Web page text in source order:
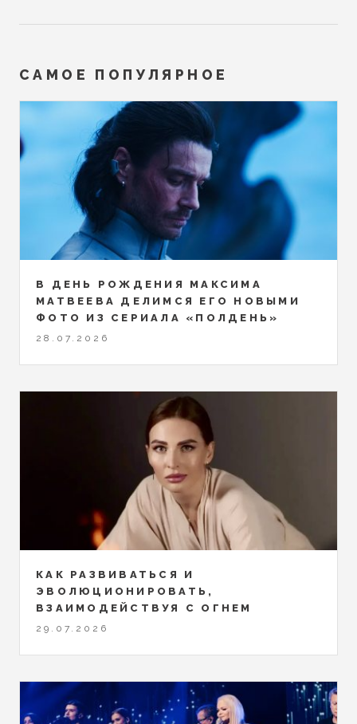
САМОЕ ПОПУЛЯРНОЕ
В ДЕНЬ РОЖДЕНИЯ МАКСИМА
МАТВЕЕВА ДЕЛИМСЯ ЕГО НОВЫМИ
ФОТО ИЗ СЕРИАЛА «ПОЛДЕНЬ»
28.07.2026
КАК РАЗВИВАТЬСЯ И
ЭВОЛЮЦИОНИРОВАТЬ,
ВЗАИМОДЕЙСТВУЯ С ОГНЕМ
29.07.2026